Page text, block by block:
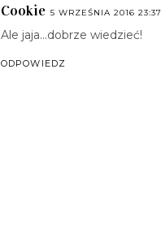
Cookie 5 WRZEŚNIA 2016 23:37
Ale jaja...dobrze wiedzieć!
ODPOWIEDZ